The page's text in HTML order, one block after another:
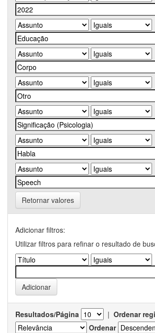
Retornar valores
Adicionar filtros:
Utilizar filtros para refinar o resultado de
Resultados/Página | Ordenar
Ordenar